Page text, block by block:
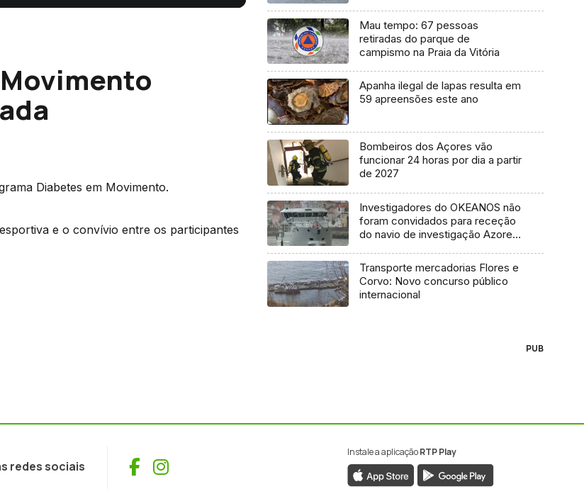
Diabetes em Movimento.
e o convívio entre os participantes
Mau tempo: 67 pessoas
retiradas do parque de
campismo na Praia da Vitória
Apanha ilegal de lapas resulta em
59 apreensões este ano
Bombeiros dos Açores vão
funcionar 24 horas por dia a partir
de 2027
Investigadores do OKEANOS não
foram convidados para receção
do navio de investigação Azores
Transporte mercadorias Flores e
Corvo: Novo concurso público
internacional
PUB
redes sociais Facebook
Instagram
Instale a aplicaçãoRTP Play